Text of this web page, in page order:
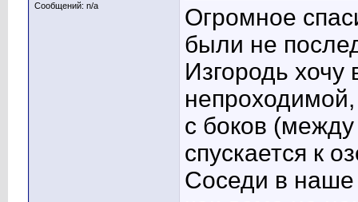
Сообщений: n/a
Огромное
были не
Изгородь хочу
непроходимой,
с боков (между
спускается к
Соседи в наше